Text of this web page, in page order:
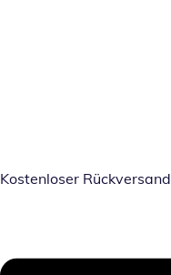
Kostenloser Rückversand